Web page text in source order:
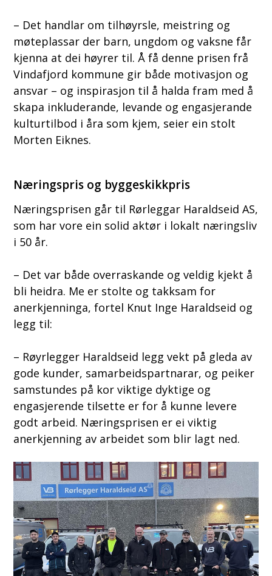
– Det handlar om tilhøyrsle, meistring og
møteplassar der barn, ungdom og vaksne får
kjenna at dei høyrer til. Å få denne prisen frå
Vindafjord kommune gir både motivasjon og
ansvar – og inspirasjon til å halda fram med å
skapa inkluderande, levande og engasjerande
kulturtilbod i åra som kjem, seier ein stolt
Morten Eiknes.
Næringspris og byggeskikkpris
Næringsprisen går til Rørleggar Haraldseid AS,
som har vore ein solid aktør i lokalt næringsliv
i 50 år.
– Det var både overraskande og veldig kjekt å
bli heidra. Me er stolte og takksam for
anerkjenninga, fortel Knut Inge Haraldseid og
legg til:
– Røyrlegger Haraldseid legg vekt på gleda av
gode kunder, samarbeidspartnarar, og peiker
samstundes på kor viktige dyktige og
engasjerende tilsette er for å kunne levere
godt arbeid. Næringsprisen er ei viktig
anerkjenning av arbeidet som blir lagt ned.